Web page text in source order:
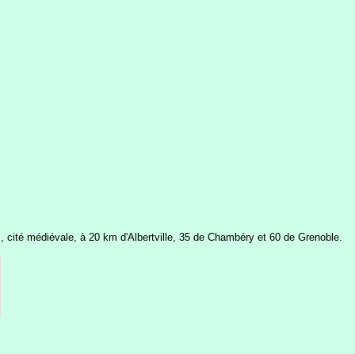
médiévale, à 20 km d'Albertville, 35 de Chambéry et 60 de Grenoble.